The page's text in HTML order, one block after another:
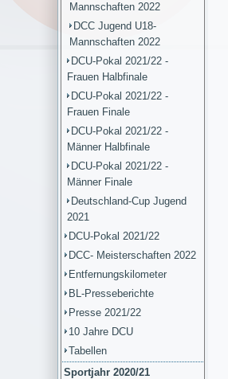
Mannschaften 2022
DCC Jugend U18-
Mannschaften 2022
DCU-Pokal 2021/22 -
Frauen Halbfinale
DCU-Pokal 2021/22 -
Frauen Finale
DCU-Pokal 2021/22 -
Männer Halbfinale
DCU-Pokal 2021/22 -
Männer Finale
Deutschland-Cup Jugend
2021
DCU-Pokal 2021/22
DCC- Meisterschaften 2022
Entfernungskilometer
BL-Presseberichte
Presse 2021/22
10 Jahre DCU
Tabellen
Sportjahr 2020/21